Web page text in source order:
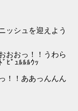
ッシュを迎えよう
おおっ！！うわら
ﾋﾟｭﾙﾙﾙｳｯ
！！ああっんんん